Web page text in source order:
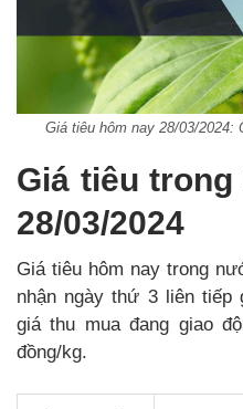
Giá tiêu hôm nay 28/03/2024:
Giá tiêu
28/03/2024
Giá tiêu hôm nay trong
nhận ngày thứ 3 liên tiếp
giá thu mua đang giao
đồng/kg.